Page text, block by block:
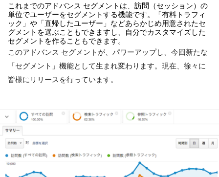
これまでのアドバンス セグメントは、訪問（セッション）の
単位でユーザーをセグメントする機能です。「有料トラフィ
ック」や「直帰したユーザー」などあらかじめ用意されたセ
グメントを選ぶこともできますし、自分でカスタマイズした
セグメントを作ることもできます。
このアドバンス セグメントが、パワーアップし、今回新たな
「セグメント」機能として生まれ変わります。現在、徐々に
皆様にリリースを行っています。